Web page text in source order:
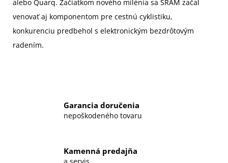
alebo Quarq. Začiatkom nového milénia sa SRAM začal
venovať aj komponentom pre cestnú cyklistiku,
konkurenciu predbehol s elektronickým bezdrôtovým
radením.
Garancia doručenia
nepoškodeného tovaru
Kamenná predajňa